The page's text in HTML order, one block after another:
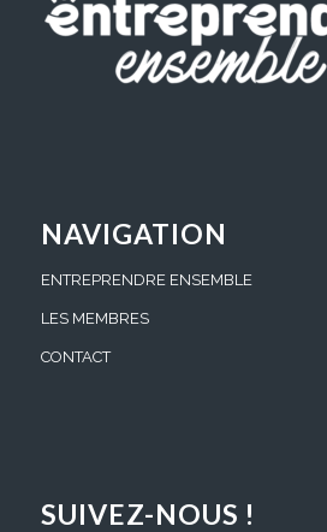
NAVIGATION
ENTREPRENDRE ENSEMBLE
LES MEMBRES
CONTACT
SUIVEZ-NOUS !